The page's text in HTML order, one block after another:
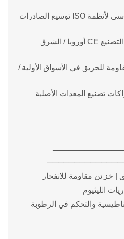
إعداد الشركة المنتج الأساسي لأنظمة ISO توسيع الصادرات
تطبيقات الامتثال لهندسة التصنيع CE أوروبا / الشرق
للحريق في الأسواق الأولية /
تصنيع المعدات الأصلية
| خزائن مقاومة للانفجار
الليثيوم
والتحكم في الرطوبة